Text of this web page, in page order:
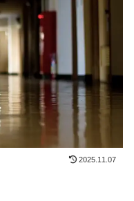
2025.11.07